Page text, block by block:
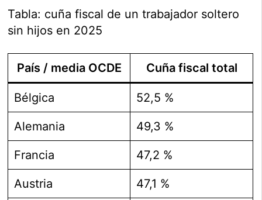
Tabla: cuña fiscal de un trabajador soltero
sin hijos en 2025
País / media OCDE Cuña fiscal total
Bélgica 52,5 %
Alemania 49,3 %
Francia 47,2 %
Austria 47,1 %